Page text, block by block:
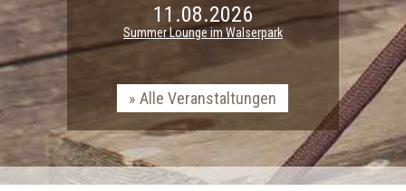
11.08.2026
Summer Lounge im Walserpark
Alle Veranstaltungen